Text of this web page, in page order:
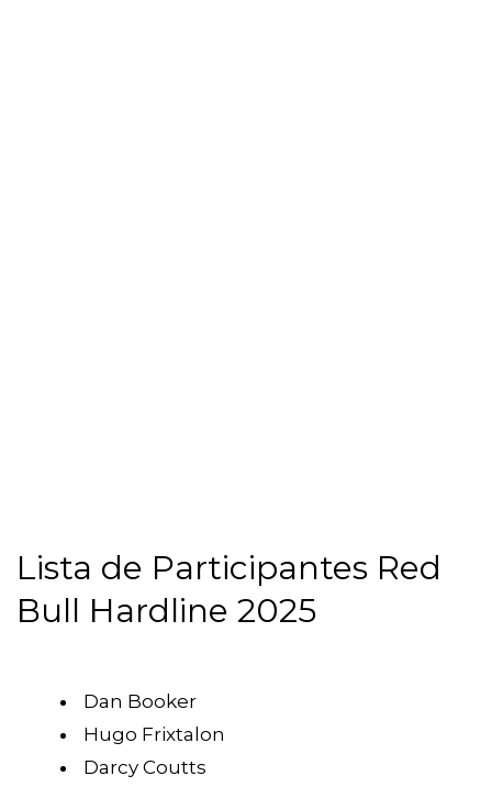
Lista de Participantes Red
Bull Hardline 2025
Dan Booker
Hugo Frixtalon
Darcy Coutts